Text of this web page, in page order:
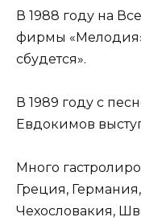
В 1988 году на
фирмы
сбудется».
В 1989 году с
Евдокимов
Много
Греция,
Чехословакия,